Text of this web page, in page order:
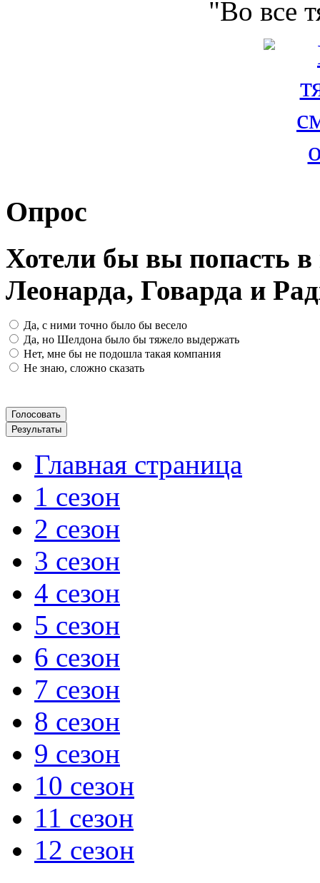
"Во все
Опрос
Хотели бы вы попасть
Леонарда, Говарда и
Да, с ними точно было бы весело
Да, но Шелдона было бы тяжело выдержать
Нет, мне бы не подошла такая компания
Не знаю, сложно сказать
Главная страница
1 сезон
2 сезон
3 сезон
4 сезон
5 сезон
6 сезон
7 сезон
8 сезон
9 сезон
10 сезон
11 сезон
12 сезон